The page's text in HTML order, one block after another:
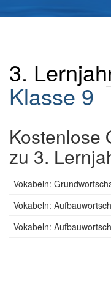
3.
Klasse 9
Kostenlose
zu 3.
Vokabeln:
Vokabeln:
Vokabeln: